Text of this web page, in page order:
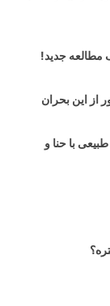
مطالعه جدید!
از این بحران
با حنا و